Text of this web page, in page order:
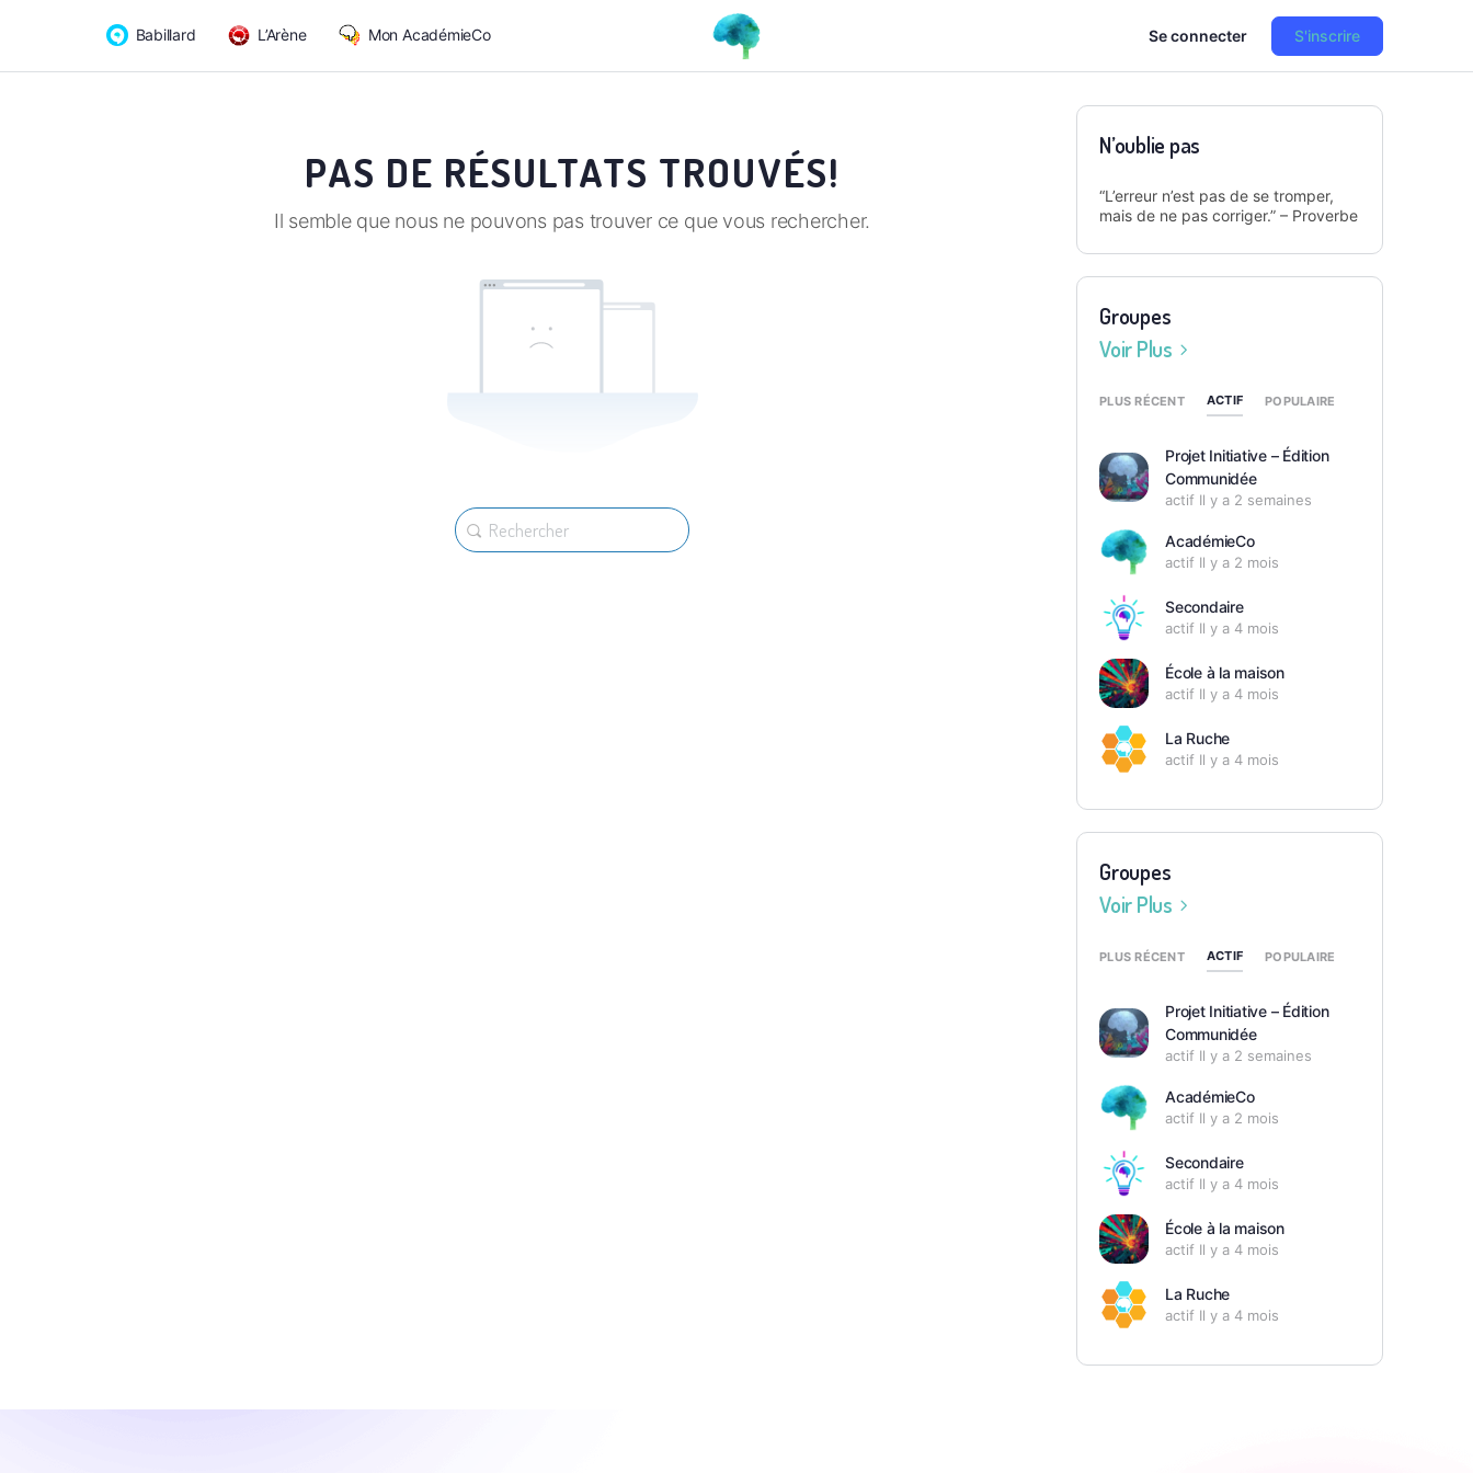
Babillard L’Arène Mon AcadémieCo Se connecter S'inscrire
PAS DE RÉSULTATS TROUVÉS!
Il semble que nous ne pouvons pas trouver ce que vous rechercher.
N’oublie pas
“L’erreur n’est pas de se tromper,
mais de ne pas corriger.” – Proverbe
Groupes
Voir Plus
PLUS RÉCENT ACTIF POPULAIRE
Projet Initiative – Édition
Communidée
actif Il y a 2 semaines
AcadémieCo
actif Il y a 2 mois
Secondaire
actif Il y a 4 mois
École à la maison
actif Il y a 4 mois
La Ruche
actif Il y a 4 mois
Groupes
Voir Plus
PLUS RÉCENT ACTIF POPULAIRE
Projet Initiative – Édition
Communidée
actif Il y a 2 semaines
AcadémieCo
actif Il y a 2 mois
Secondaire
actif Il y a 4 mois
École à la maison
actif Il y a 4 mois
La Ruche
actif Il y a 4 mois